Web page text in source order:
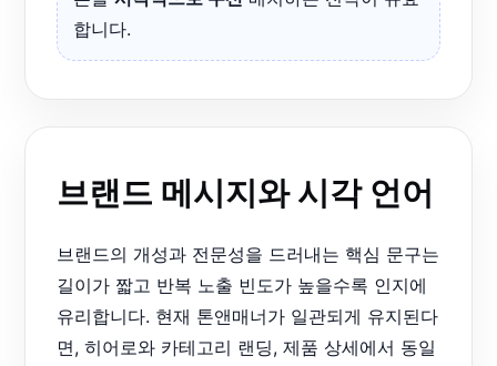
합니다.
브랜드 메시지와 시각 언어
브랜드의 개성과 전문성을 드러내는 핵심 문구는
길이가 짧고 반복 노출 빈도가 높을수록 인지에
유리합니다. 현재 톤앤매너가 일관되게 유지된다
면, 히어로와 카테고리 랜딩, 제품 상세에서 동일